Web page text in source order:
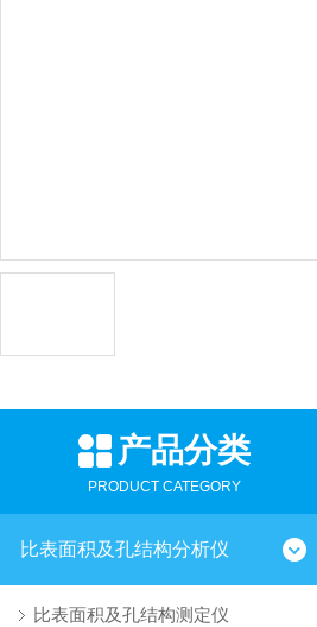
产品分类
PRODUCT CATEGORY
比表面积及孔结构分析仪
比表面积及孔结构测定仪